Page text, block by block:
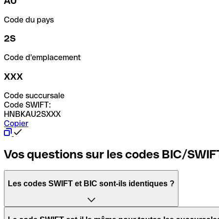
Code du pays
2S
Code d'emplacement
XXX
Code succursale
Code SWIFT:
HNBKAU2SXXX
Copier
Vos questions sur les codes BIC/
Les codes SWIFT et BIC sont-ils identiques ?